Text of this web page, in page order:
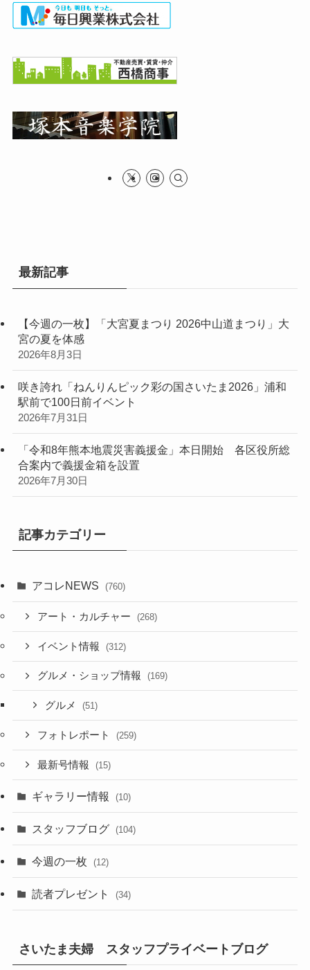
最新記事
【今週の一枚】「大宮夏まつり 2026中山道まつり」大
宮の夏を体感
2026年8月3日
咲き誇れ「ねんりんピック彩の国さいたま2026」浦和
駅前で100日前イベント
2026年7月31日
「令和8年熊本地震災害義援金」本日開始 各区役所総
合案内で義援金箱を設置
2026年7月30日
記事カテゴリー
アコレNEWS (760)
アート・カルチャー (268)
イベント情報 (312)
グルメ・ショップ情報 (169)
グルメ (51)
フォトレポート (259)
最新号情報 (15)
ギャラリー情報 (10)
スタッフブログ (104)
今週の一枚 (12)
読者プレゼント (34)
さいたま夫婦 スタッフプライベートブログ